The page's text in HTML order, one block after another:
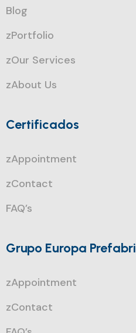
Blog
zPortfolio
zOur Services
zAbout Us
Certificados
zAppointment
zContact
FAQ’s
Grupo Europa Prefabri
zAppointment
zContact